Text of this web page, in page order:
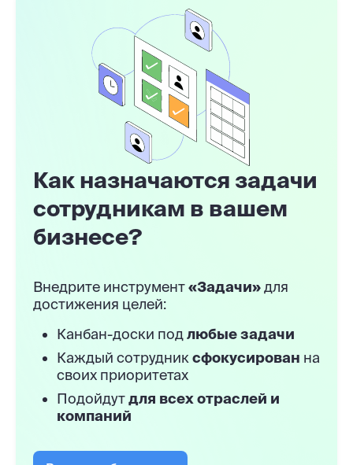
Как назначаются задачи
сотрудникам в вашем
бизнесе?
Внедрите инструмент«Задачи»для
достижения целей:
Канбан-доски подлюбые задачи
Каждый сотрудник сфокусирован на
своих приоритетах
Подойдутдля всех отраслей и
компаний